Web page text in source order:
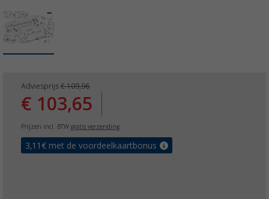
Adviesprijs € 109,96
€ 103,65
Prijzen incl. BTW gratis verzending
3,11 € met de voordeelkaartbonus